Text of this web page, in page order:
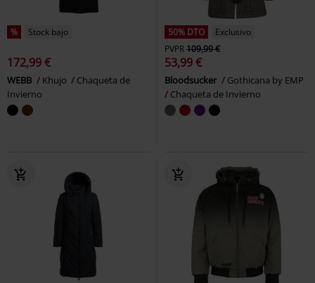
% Stock bajo
172,99 €
WEBB Khujo
Chaqueta de
Invierno
50% DTO
Exclusivo
PVPR109,99 €
53,99 €
Bloodsucker
Gothicana by EMP
Chaqueta de Invierno